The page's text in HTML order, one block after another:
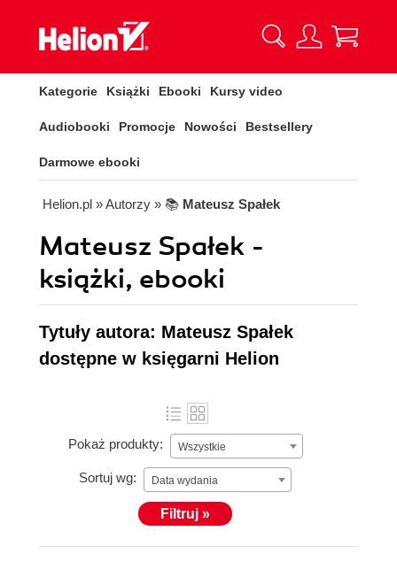
Kategorie Książki Ebooki Kursy video
Audiobooki Promocje Nowości Bestsellery
Darmowe ebooki
Helion.pl » Autorzy » 📚 Mateusz Spałek
Mateusz Spałek -
książki, ebooki
Tytuły autora: Mateusz Spałek
dostępne w księgarni Helion
Pokaż produkty: Wszystkie
Sortuj wg: Data wydania
Filtruj »